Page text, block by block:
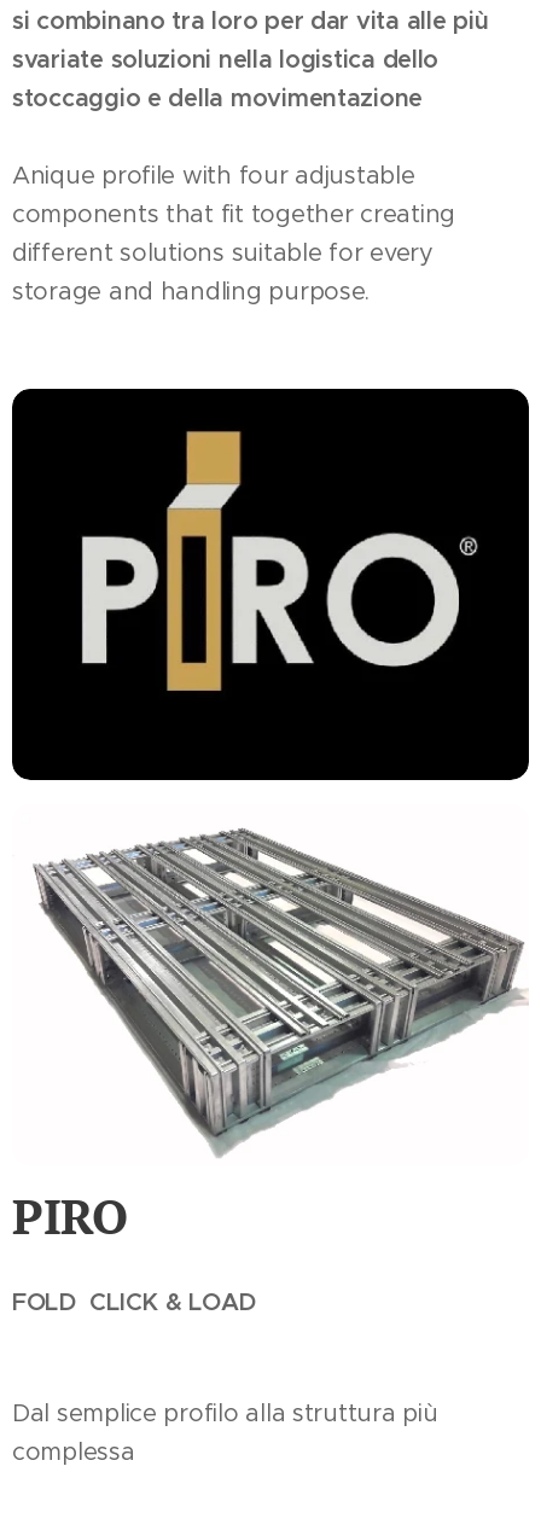
si combinano tra loro per dar vita alle più
svariate soluzioni nella logistica dello
stoccaggio e della movimentazione
Anique profile with four adjustable
components that fit together creating
different solutions suitable for every
storage and handling purpose.
PIRO
FOLD CLICK & LOAD
Dal semplice profilo alla struttura più
complessa